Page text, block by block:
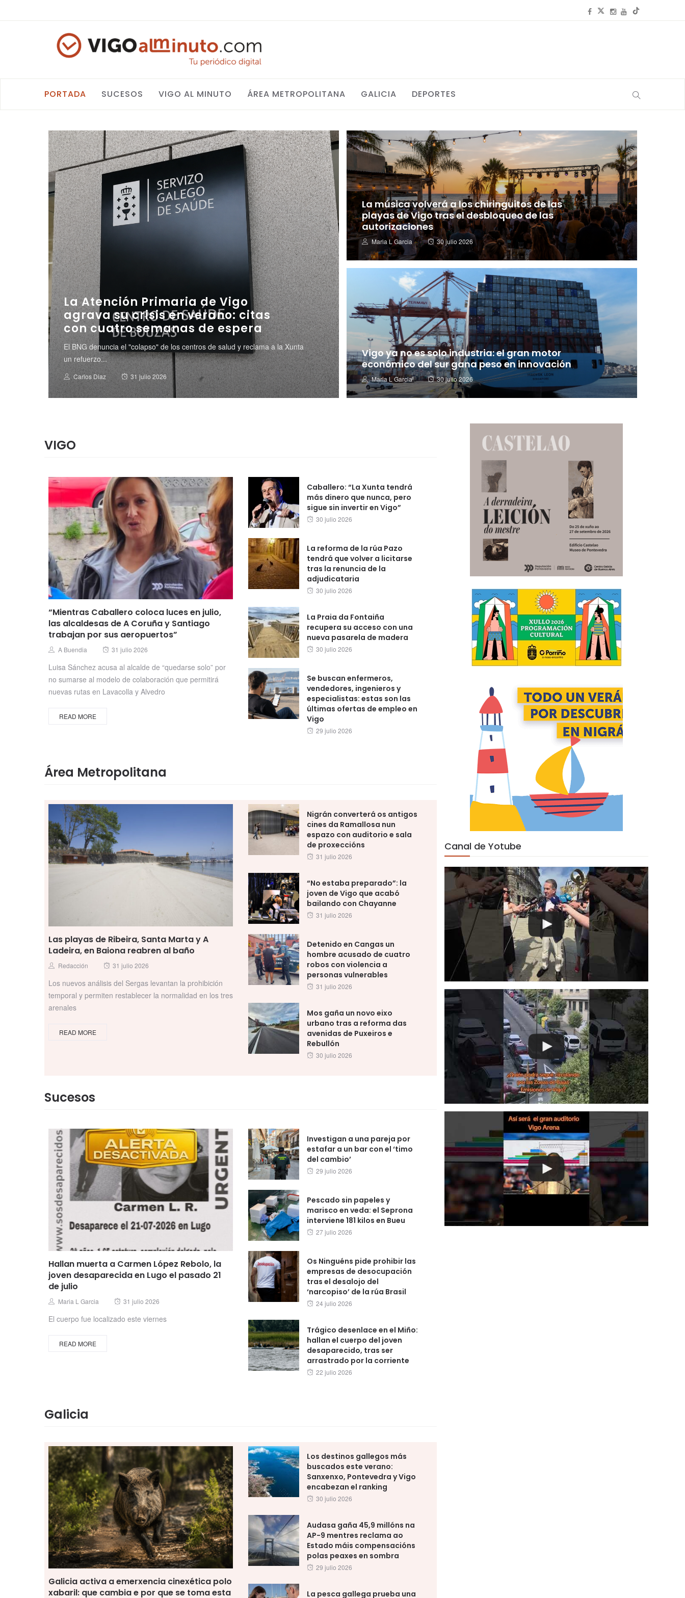
PORTADA SUCESOS VIGO AL MINUTO ÁREA METROPOLITANA GALICIA DEPORTES
La Atención Primaria de Vigo
agrava su crisis en verano: citas
con cuatro semanas de espera
El BNG denuncia el "colapso" de los centros de salud y reclama a la Xunta
un refuerzo...
Author
Carlos Diaz
Posted
on
31 julio 2026
La música volverá a los chiringuitos de las
playas de Vigo tras el desbloqueo de las
autorizaciones
Author
Maria L Garcia
Posted
on
30 julio 2026
Vigo ya no es solo industria: el gran motor
económico del sur gana peso en innovación
Author
Maria L Garcia
Posted
on
30 julio 2026
VIGO
“Mientras Caballero coloca luces en julio,
las alcaldesas de A Coruña y Santiago
trabajan por sus aeropuertos”
Author
A Buendia
Posted
31 julio 2026
Luisa Sánchez acusa al alcalde de “quedarse solo” por
no sumarse al modelo de colaboración que permitirá
nuevas rutas en Lavacolla y Alvedro
READ MORE
Caballero: “La Xunta tendrá
más dinero que nunca, pero
sigue sin invertir en Vigo”
Posted
30 julio 2026
La reforma de la rúa Pazo
tendrá que volver a licitarse
tras la renuncia de la
adjudicataria
Posted
30 julio 2026
La Praia da Fontaiña
recupera su acceso con una
nueva pasarela de madera
Posted
30 julio 2026
Se buscan enfermeros,
vendedores, ingenieros y
especialistas: estas son las
últimas ofertas de empleo en
Vigo
Posted
29 julio 2026
Área Metropolitana
Las playas de Ribeira, Santa Marta y A
Ladeira, en Baiona reabren al baño
Author
Redacción
Posted
31 julio 2026
Los nuevos análisis del Sergas levantan la prohibición
temporal y permiten restablecer la normalidad en los tres
arenales
READ MORE
Nigrán converterá os antigos
cines da Ramallosa nun
espazo con auditorio e sala
de proxeccións
Posted
31 julio 2026
“No estaba preparado”: la
joven de Vigo que acabó
bailando con Chayanne
Posted
31 julio 2026
Detenido en Cangas un
hombre acusado de cuatro
robos con violencia a
personas vulnerables
Posted
31 julio 2026
Mos gaña un novo eixo
urbano tras a reforma das
avenidas de Puxeiros e
Rebullón
Posted
30 julio 2026
Sucesos
Hallan muerta a Carmen López Rebolo, la
joven desaparecida en Lugo el pasado 21
de julio
Author
Maria L Garcia
Posted
31 julio 2026
El cuerpo fue localizado este viernes
READ MORE
Investigan a una pareja por
estafar a un bar con el ‘timo
del cambio’
Posted
29 julio 2026
Pescado sin papeles y
marisco en veda: el Seprona
interviene 181 kilos en Bueu
Posted
27 julio 2026
Os Ninguéns pide prohibir las
empresas de desocupación
tras el desalojo del
‘narcopiso’ de la rúa Brasil
Posted
24 julio 2026
Trágico desenlace en el Miño:
hallan el cuerpo del joven
desaparecido, tras ser
arrastrado por la corriente
Posted
22 julio 2026
Galicia
Galicia activa a emerxencia cinexética polo
xabaril: que cambia e por que se toma esta
Los destinos gallegos más
buscados este verano:
Sanxenxo, Pontevedra y Vigo
encabezan el ranking
Posted
30 julio 2026
Audasa gaña 45,9 millóns na
AP-9 mentres reclama ao
Estado máis compensacións
polas peaxes en sombra
Posted
29 julio 2026
La pesca gallega prueba una
Canal de Yotube